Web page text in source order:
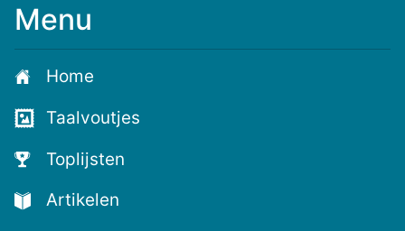
Meld
voor
de
nieuwste
voutjes
en
de
voutste
Menu
Home
Taalvoutjes
Toplijsten
Artikelen